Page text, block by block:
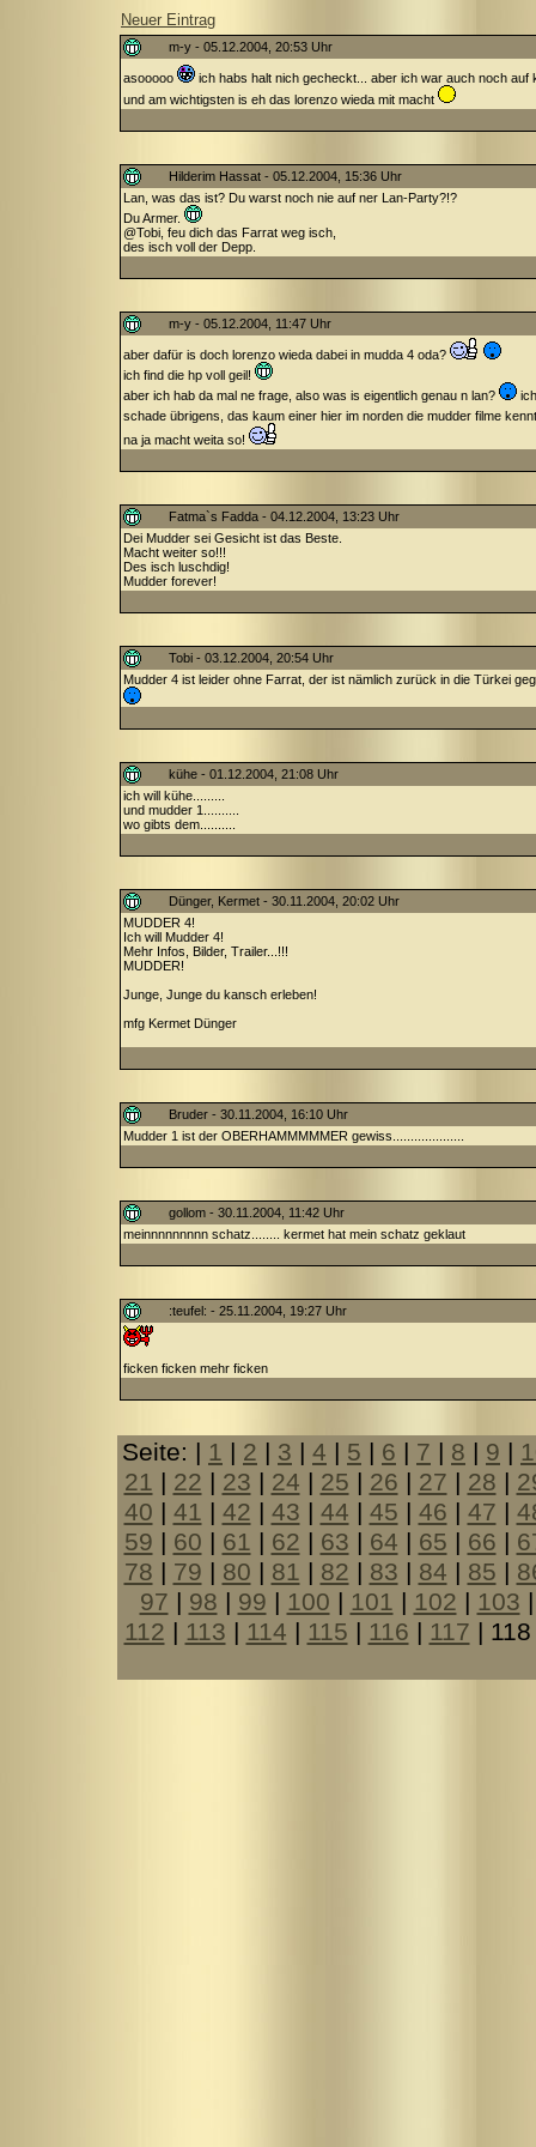
Neuer Eintrag
m-y - 05.12.2004, 20:53 Uhr
asooooo
ich habs halt nich gecheckt... aber ich war auch noch
und am wichtigsten is eh das lorenzo wieda mit macht
Hilderim Hassat - 05.12.2004, 15:36 Uhr
Lan, was das ist? Du warst noch nie auf ner Lan-Party?!?
Du Armer.
@Tobi, feu dich das Farrat weg isch,
des isch voll der Depp.
m-y - 05.12.2004, 11:47 Uhr
aber dafür is doch lorenzo wieda dabei in mudda 4 oda?
ich find die hp voll geil!
aber ich hab da mal ne frage, also was is eigentlich genau n lan?
schade übrigens, das kaum einer hier im norden die mudder filme
na ja macht weita so!
Fatma`s Fadda - 04.12.2004, 13:23 Uhr
Dei Mudder sei Gesicht ist das Beste.
Macht weiter so!!!
Des isch luschdig!
Mudder forever!
Tobi - 03.12.2004, 20:54 Uhr
Mudder 4 ist leider ohne Farrat, der ist nämlich zurück in die Türkei
kühe - 01.12.2004, 21:08 Uhr
ich will kühe.........
und mudder 1..........
wo gibts dem..........
Dünger, Kermet - 30.11.2004, 20:02 Uhr
MUDDER 4!
Ich will Mudder 4!
Mehr Infos, Bilder, Trailer...!!!
MUDDER!
Junge, Junge du kansch erleben!
mfg Kermet Dünger
Bruder - 30.11.2004, 16:10 Uhr
Mudder 1 ist der OBERHAMMMMMER gewiss....................
gollom - 30.11.2004, 11:42 Uhr
meinnnnnnnnn schatz........ kermet hat mein schatz geklaut
:teufel: - 25.11.2004, 19:27 Uhr
ficken ficken mehr ficken
Seite: | 1 | 2 | 3 | 4 | 5 | 6 | 7 | 8 | 9 |
21 | 22 | 23 | 24 | 25 | 26 | 27 | 28 |
40 | 41 | 42 | 43 | 44 | 45 | 46 | 47 |
59 | 60 | 61 | 62 | 63 | 64 | 65 | 66 |
78 | 79 | 80 | 81 | 82 | 83 | 84 | 85 |
97 | 98 | 99 | 100 | 101 | 102 | 103
112 | 113 | 114 | 115 | 116 | 117 |